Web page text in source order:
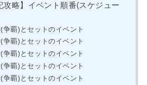
攻略】イベント順番(スケジュー
争覇)とセットのイベント
争覇)とセットのイベント
争覇)とセットのイベント
争覇)とセットのイベント
争覇)とセットのイベント